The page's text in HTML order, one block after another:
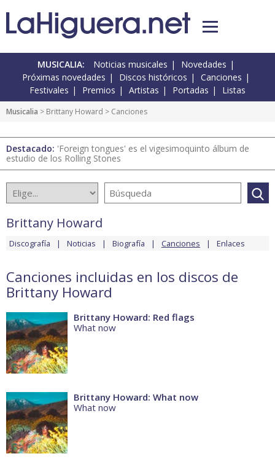
MUSICALIA: Noticias musicales
Novedades
Próximas novedades
Discos históricos
Canciones
Festivales
Premios Artistas Portadas Listas
Musicalia > Brittany Howard > Canciones
Destacado: 'Foreign tongues' es el vigesimoquinto álbum de
estudio de los Rolling Stones
Brittany Howard
Discografía Noticias Biografía Canciones Enlaces
Canciones incluidas en los discos de
Brittany Howard
Brittany Howard: Red flags
What now
Brittany Howard: What now
What now